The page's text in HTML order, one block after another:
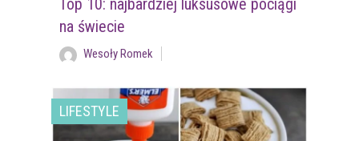
na świecie
Wesoły Romek
LIFESTYLE